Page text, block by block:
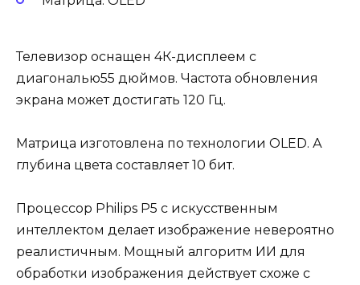
Телевизор оснащен 4К-дисплеем с
диагональю55 дюймов. Частота обновления
экрана может достигать 120 Гц.
Матрица изготовлена по технологии OLED. А
глубина цвета составляет 10 бит.
Процессор Philips P5 с искусственным
интеллектом делает изображение невероятно
реалистичным. Мощный алгоритм ИИ для
обработки изображения действует схоже с